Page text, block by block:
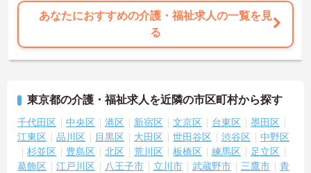
【安定した収入と充実の福利厚生をご用意しています】
・経験やスキルをしっかりと評価し、月給32万6700円以上からの高
・日々の頑張りはしっかりと還元。賞与は前年度実績で計3.5ヶ月分
を支給し、モチベーション高く働けます
【業務負担を減らしてケアに向き合える環境です】
・現場で負担になりがちな煩雑な請求業務などは、本社の専門事務
スタッフが代行するため本来の業務に集中できます
・出勤時のお着替えにかかる時間も業務時間としてしっかりカウン
トされるなど、スタッフ目線の働きやすい仕組みを導入しています
あなたにおすすめの介護・福祉求人の一覧を見
る
東京都の介護・福祉求人を近隣の市区町村から探す
千代田区 中央区 港区 新宿区 文京区 台東区
墨田区
江東区
品川区 目黒区 大田区 世田谷区 渋谷区
中野区
杉並区
豊島区 北区 荒川区 板橋区 練馬区
足立区
葛飾区
江戸川区 八王子市 立川市 武蔵野市 三鷹市
青